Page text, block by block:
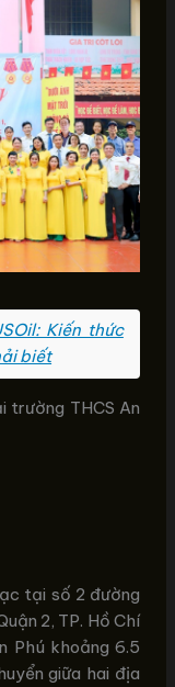
Kiến thức
biết
trường THCS An
tại số 2 đường
2, TP. Hồ Chí
Phú khoảng 6.5
giữa hai địa